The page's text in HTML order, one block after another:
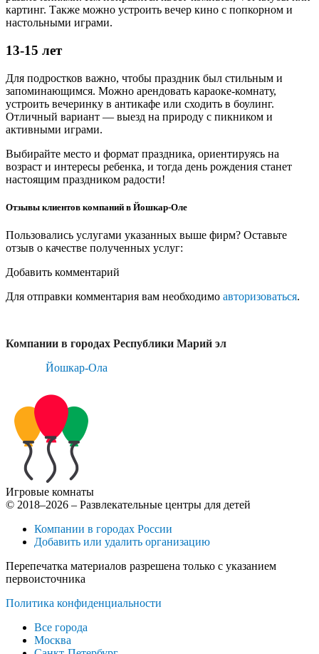
картинг. Также можно устроить вечер кино с попкорном и
настольными играми.
13-15 лет
Для подростков важно, чтобы праздник был стильным и
запоминающимся. Можно арендовать караоке-комнату,
устроить вечеринку в антикафе или сходить в боулинг.
Отличный вариант — выезд на природу с пикником и
активными играми.
Выбирайте место и формат праздника, ориентируясь на
возраст и интересы ребенка, и тогда день рождения станет
настоящим праздником радости!
Отзывы клиентов компаний в Йошкар-Оле
Пользовались услугами указанных выше фирм? Оставьте
отзыв о качестве полученных услуг:
Добавить комментарий
Для отправки комментария вам необходимо авторизоваться.
Компании в городах Республики Марий эл
Йошкар-Ола
Игровые комнаты
© 2018–2026 – Развлекательные центры для детей
Компании в городах России
Добавить или удалить организацию
Перепечатка материалов разрешена только с указанием
первоисточника
Политика конфиденциальности
Все города
Москва